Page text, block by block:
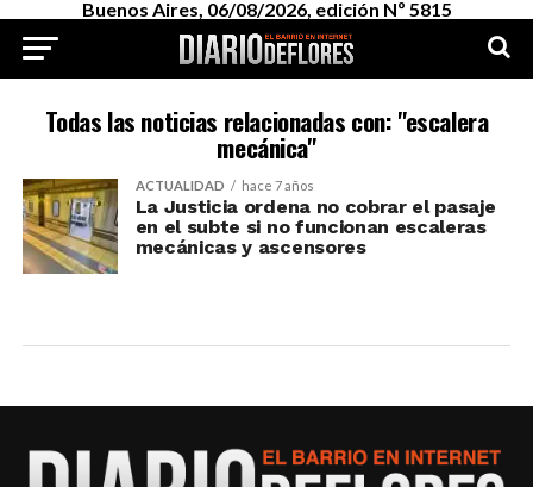
Buenos Aires, 06/08/2026, edición Nº 5815
Todas las noticias relacionadas con: "escalera
mecánica"
ACTUALIDAD hace 7 años
La Justicia ordena no cobrar el pasaje
en el subte si no funcionan escaleras
mecánicas y ascensores